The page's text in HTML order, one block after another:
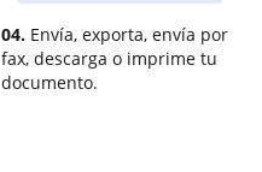
04. Envía, exporta, envía por
fax, descarga o imprime tu
documento.